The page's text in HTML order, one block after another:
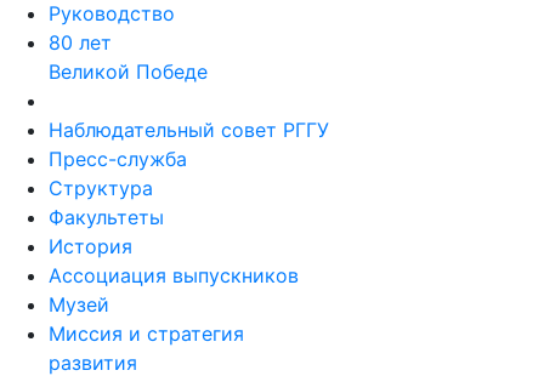
Руководство
80 лет
Великой Победе
Наблюдательный совет РГГУ
Пресс-служба
Структура
Факультеты
История
Ассоциация выпускников
Музей
Миссия и стратегия
развития